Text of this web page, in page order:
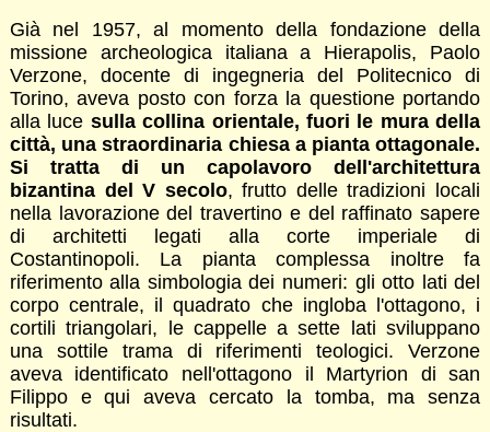
Già nel 1957, al momento della fondazione della
missione archeologica italiana a Hierapolis, Paolo
Verzone, docente di ingegneria del Politecnico di
Torino, aveva posto con forza la questione portando
alla luce sulla collina orientale, fuori le mura della
città, una straordinaria chiesa a pianta ottagonale.
Si tratta di un capolavoro dell'architettura
bizantina del V secolo, frutto delle tradizioni locali
nella lavorazione del travertino e del raffinato sapere
di architetti legati alla corte imperiale di
Costantinopoli. La pianta complessa inoltre fa
riferimento alla simbologia dei numeri: gli otto lati del
corpo centrale, il quadrato che ingloba l'ottagono, i
cortili triangolari, le cappelle a sette lati sviluppano
una sottile trama di riferimenti teologici. Verzone
aveva identificato nell'ottagono il Martyrion di san
Filippo e qui aveva cercato la tomba, ma senza
risultati.